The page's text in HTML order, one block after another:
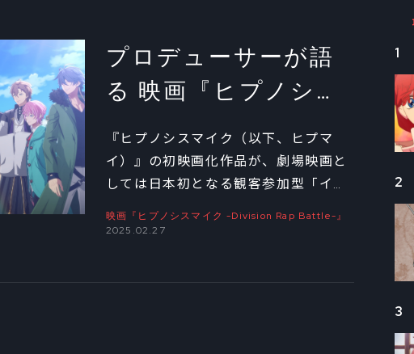
こだわりに迫った。
プロデューサーが語
る 映画『ヒプノシス
マイク -Division Rap
Battle-』のこだわり
ぬいたライブ演出①
『ヒプノシスマイク（以下、ヒプマ
イ）』の初映画化作品が、劇場映画と
しては日本初となる観客参加型「イン
話題を呼んでいる。劇場内での投票に
映画『ヒプノシスマイク -Division Rap Battle-』
2025.02.27
1
2
3